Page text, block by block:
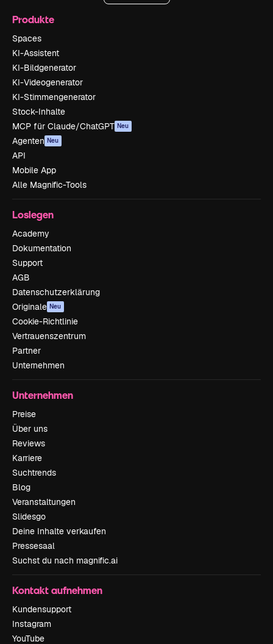
Produkte
Spaces
KI-Assistent
KI-Bildgenerator
KI-Videogenerator
KI-Stimmengenerator
Stock-Inhalte
MCP für Claude/ChatGPT Neu
Agenten Neu
API
Mobile App
Alle Magnific-Tools
Loslegen
Academy
Dokumentation
Support
AGB
Datenschutzerklärung
Originale Neu
Cookie-Richtlinie
Vertrauenszentrum
Partner
Unternehmen
Unternehmen
Preise
Über uns
Reviews
Karriere
Suchtrends
Blog
Veranstaltungen
Slidesgo
Deine Inhalte verkaufen
Pressesaal
Suchst du nach magnific.ai
Kontakt aufnehmen
Kundensupport
Instagram
YouTube